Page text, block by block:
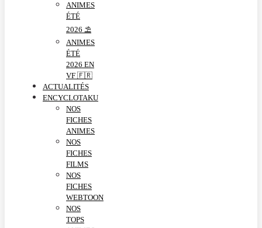
ANIMES
ÉTÉ
2026 ⛱️
ANIMES
ÉTÉ
2026 EN
VF 🇫🇷
ACTUALITÉS
ENCYCLOTAKU
NOS
FICHES
ANIMES
NOS
FICHES
FILMS
NOS
FICHES
WEBTOON
NOS
TOPS